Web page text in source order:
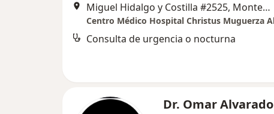
Miguel Hidalgo y Costilla #2525, Monterrey
Consulta de urgencia o nocturna
Dr. Omar Alvarado